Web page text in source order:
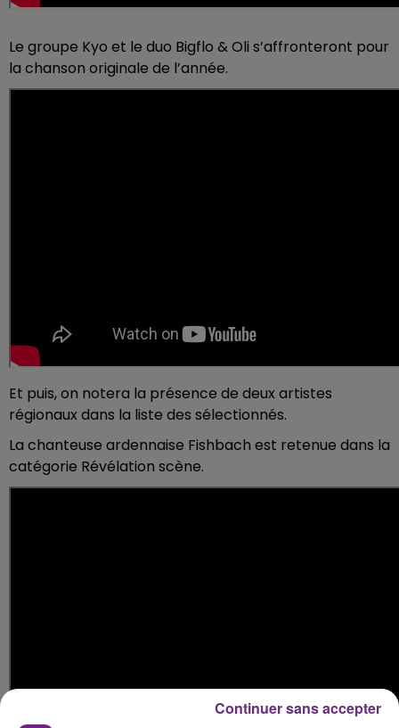
Le groupe Kyo et le duo Bigflo & Oli s’affronteront pour
la chanson originale de l’année.
Et puis, on notera la présence de deux artistes
régionaux dans la liste des sélectionnés.
La chanteuse ardennaise Fishbach est retenue dans la
catégorie Révélation scène.
Continuer sans accepter